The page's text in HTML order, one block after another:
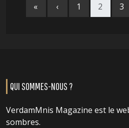
« ‹ 1 2 3
QUI SOMMES-NOUS ?
VerdamMnis Magazine est le
sombres.